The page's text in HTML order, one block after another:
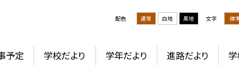
配色 通常 白地 黒地 文字 標
予定 学校だより 学年だより 進路だより